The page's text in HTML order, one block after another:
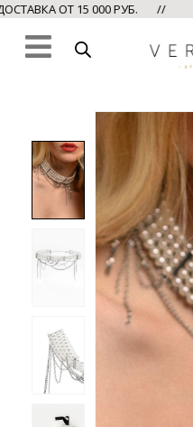
ОТ 15 000 РУБ. //